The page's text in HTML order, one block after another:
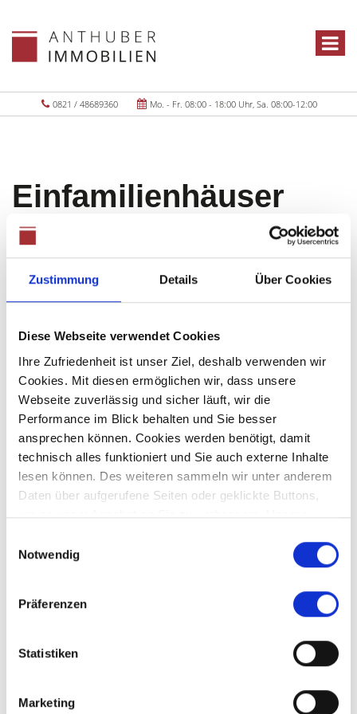
Zustimmung Details Über Cookies
Diese Webseite verwendet Cookies
Ihre Zufriedenheit ist unser Ziel, deshalb verwenden wir
Cookies. Mit diesen ermöglichen wir, dass unsere
Webseite zuverlässig und sicher läuft, wir die
Performance im Blick behalten und Sie besser
ansprechen können. Cookies werden benötigt, damit
technisch alles funktioniert und Sie auch externe Inhalte
lesen können. Des weiteren sammeln wir unter anderem
Daten über aufgerufene Seiten oder geklickte Buttons,
um so unser Angebot an Sie zu verbessern. Unsere
weiteren Daten zusammen, die Sie ihnen bereitgestellt
haben oder die sie im Rahmen Ihrer Nutzung der Dienste
Notwendig
Präferenzen
Statistiken
Marketing
0821 / 48689360 Mo. - Fr. 08:00 - 18:00 Uhr, Sa. 08:00-12:00
Einfamilienhäuser
Aichach-Sulzbach
Objekte:1
689.000,- €
Aichach-Sulzbach
** Provisionsfrei für Kaufende** Wohnen im
Grünen - Exklusives Einfamilienhaus mit Waldblick
187 m²
Affing Aichach-Sulzbach
Bendinat